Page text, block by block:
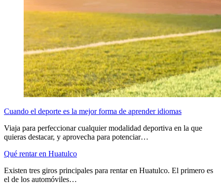
Cuando el deporte es la mejor forma de aprender idiomas
Viaja para perfeccionar cualquier modalidad deportiva en la que
quieras destacar, y aprovecha para potenciar…
Qué rentar en Huatulco
Existen tres giros principales para rentar en Huatulco. El primero es
el de los automóviles…